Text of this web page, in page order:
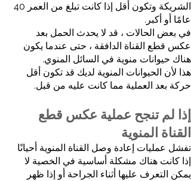
الشريكة وتكون أقل إذا كانت تبلغ من العمر 40
عامًا أو أكبر.
في بعض الحالات ، قد لا يحدث الحمل بعد
عكس قطع القناة الدافقة ، حتى عندما يكون
هناك حيوانات منوية في السائل المنوي.
هذا لأن الحيوانات المنوية لديك قد تكون أقل
حركة بعد العملية مما كانت عليه من قبل.
إذا لم تنجح عملية عكس قطع
القناة المنوية
تفشل عمليات إعادة وصل القناة المنوية أحيانًا
إذا كانت هناك مشكلة أساسية في الخصية لا
يمكن التعرف عليها أثناء الجراحة أو إذا ظهر